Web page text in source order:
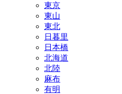
東京
東山
東北
日暮里
日本橋
北海道
北陸
麻布
有明